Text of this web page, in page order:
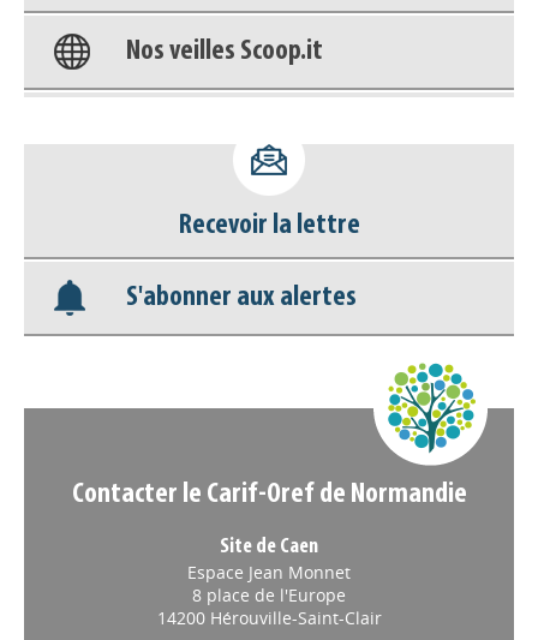
Appels à projets
Recevoir la lettre
S'abonner aux alertes
Contacter le Carif-Oref de Normandie
Site de Caen
Espace Jean Monnet
8 place de l'Europe
14200 Hérouville-Saint-Clair